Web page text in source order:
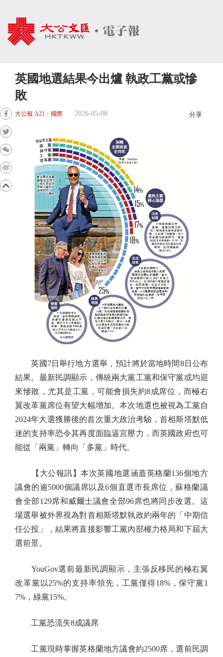
英國地選結果今出爐 執政工黨或慘
敗
大公報 A21：國際 2026-05-08 分享
英國7日舉行地方選舉，預計將於當地時間8日公布
結果。最新民調顯示，傳統兩大黨工黨和保守黨或均迎
來慘敗，尤其是工黨，可能會損失約8成席位，而極右
翼改革黨席位有望大幅增加。本次地選也被視為工黨自
2024年大選獲勝後的首次重大政治考驗，首相斯塔默低
迷的支持率恐令其再度面臨逼宮壓力，而英國政府也可
能從「兩黨」轉向「多黨」時代。
【大公報訊】本次英國地選涵蓋英格蘭136個地方
議會的逾5000個議席以及6個直選市長席位，蘇格蘭議
會全部129席和威爾士議會全部96席也將同步改選。這
場選舉被外界視為對首相斯塔默執政約兩年的「中期信
任公投」，結果將直接影響工黨內部權力格局和下屆大
選前景。
YouGov選前最新民調顯示，主張反移民的極右翼
改革黨以25%的支持率領先，工黨僅得18%，保守黨1
7%，綠黨15%。
工黨恐流失8成議席
工黨現時掌握英格蘭地方議會約2500席，選前民調